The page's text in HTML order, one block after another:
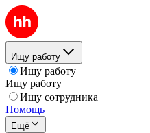
Ищу работу
Ищу работу
Ищу работу
Ищу сотрудника
Помощь
Ещё